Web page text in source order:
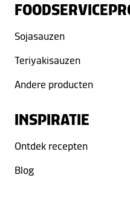
Sojasauzen
Teriyakisauzen
Andere producten
INSPIRATIE
Ontdek recepten
Blog